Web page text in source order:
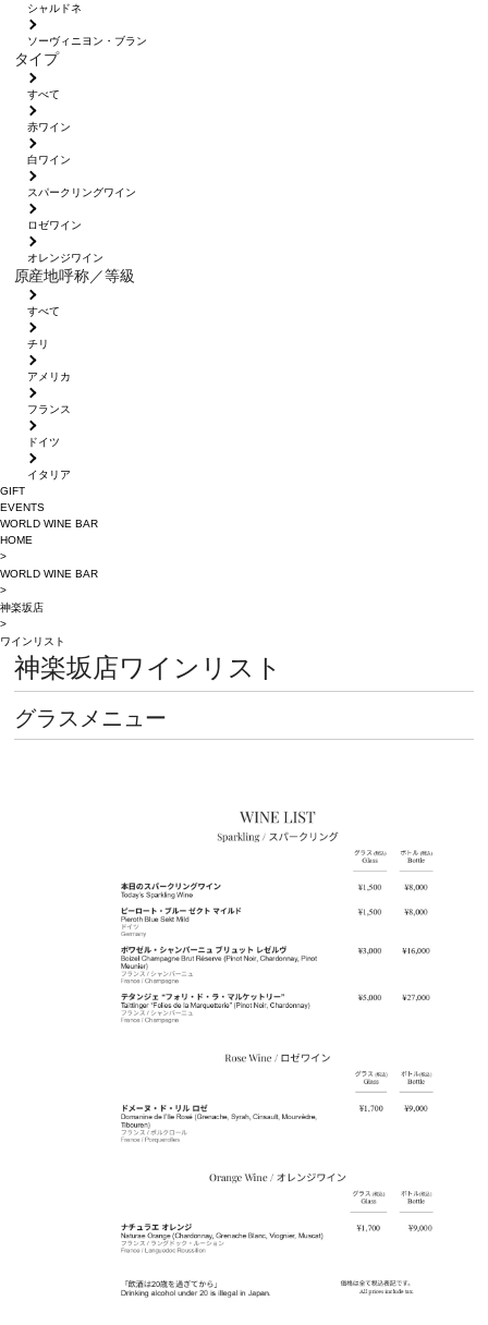
シャルドネ
ソーヴィニヨン・ブラン
タイプ
すべて
赤ワイン
白ワイン
スパークリングワイン
ロゼワイン
オレンジワイン
原産地呼称／等級
すべて
チリ
アメリカ
フランス
ドイツ
イタリア
GIFT
EVENTS
WORLD WINE BAR
HOME
>
WORLD WINE BAR
>
神楽坂店
>
ワインリスト
神楽坂店ワインリスト
グラスメニュー